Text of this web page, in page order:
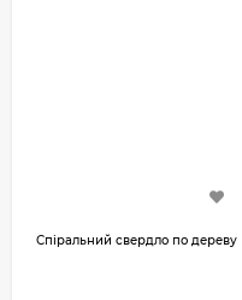
Спіральний свердло по